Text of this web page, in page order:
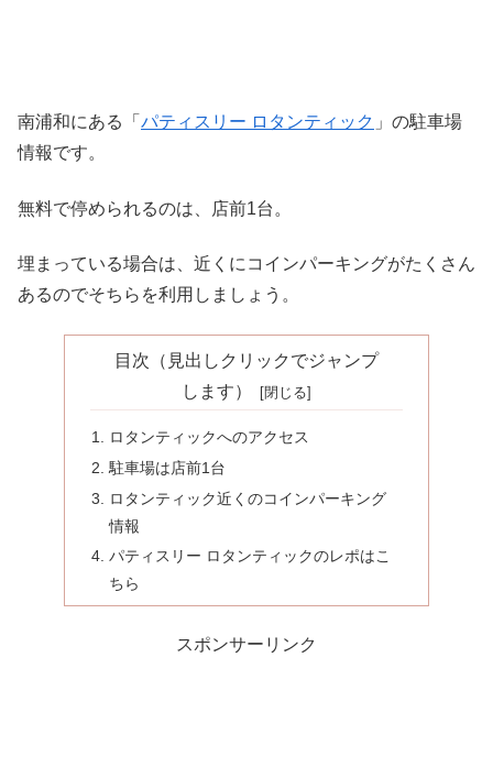
南浦和にある「 パティスリー ロタンティック 」の駐車場
情報です。
無料で停められるのは、店前1台。
埋まっている場合は、近くにコインパーキングがたくさん
あるのでそちらを利用しましょう。
目次（見出しクリックでジャンプ
します）
ロタンティックへのアクセス
駐車場は店前1台
ロタンティック近くのコインパーキング
情報
パティスリー ロタンティックのレポはこ
ちら
スポンサーリンク